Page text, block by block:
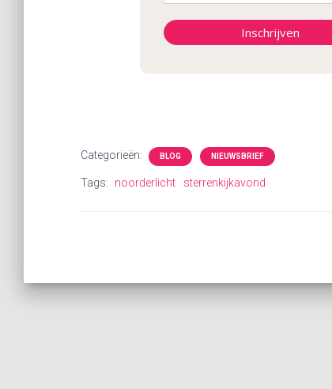
Inschrijven
Categorieën: BLOG NIEUWSBRIEF
Tags: noorderlicht sterrenkijkavond